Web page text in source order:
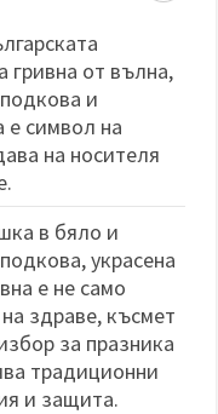
гривна от вълна,
и
е символ на
на носителя
в бяло и
украсена
е не само
здраве, късмет
за празника
традиционни
и защита.